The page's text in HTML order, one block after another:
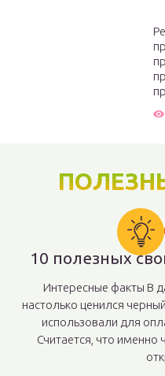
10 полезных
Интересные факты В
настолько ценился
использовали для
Считается, что именно